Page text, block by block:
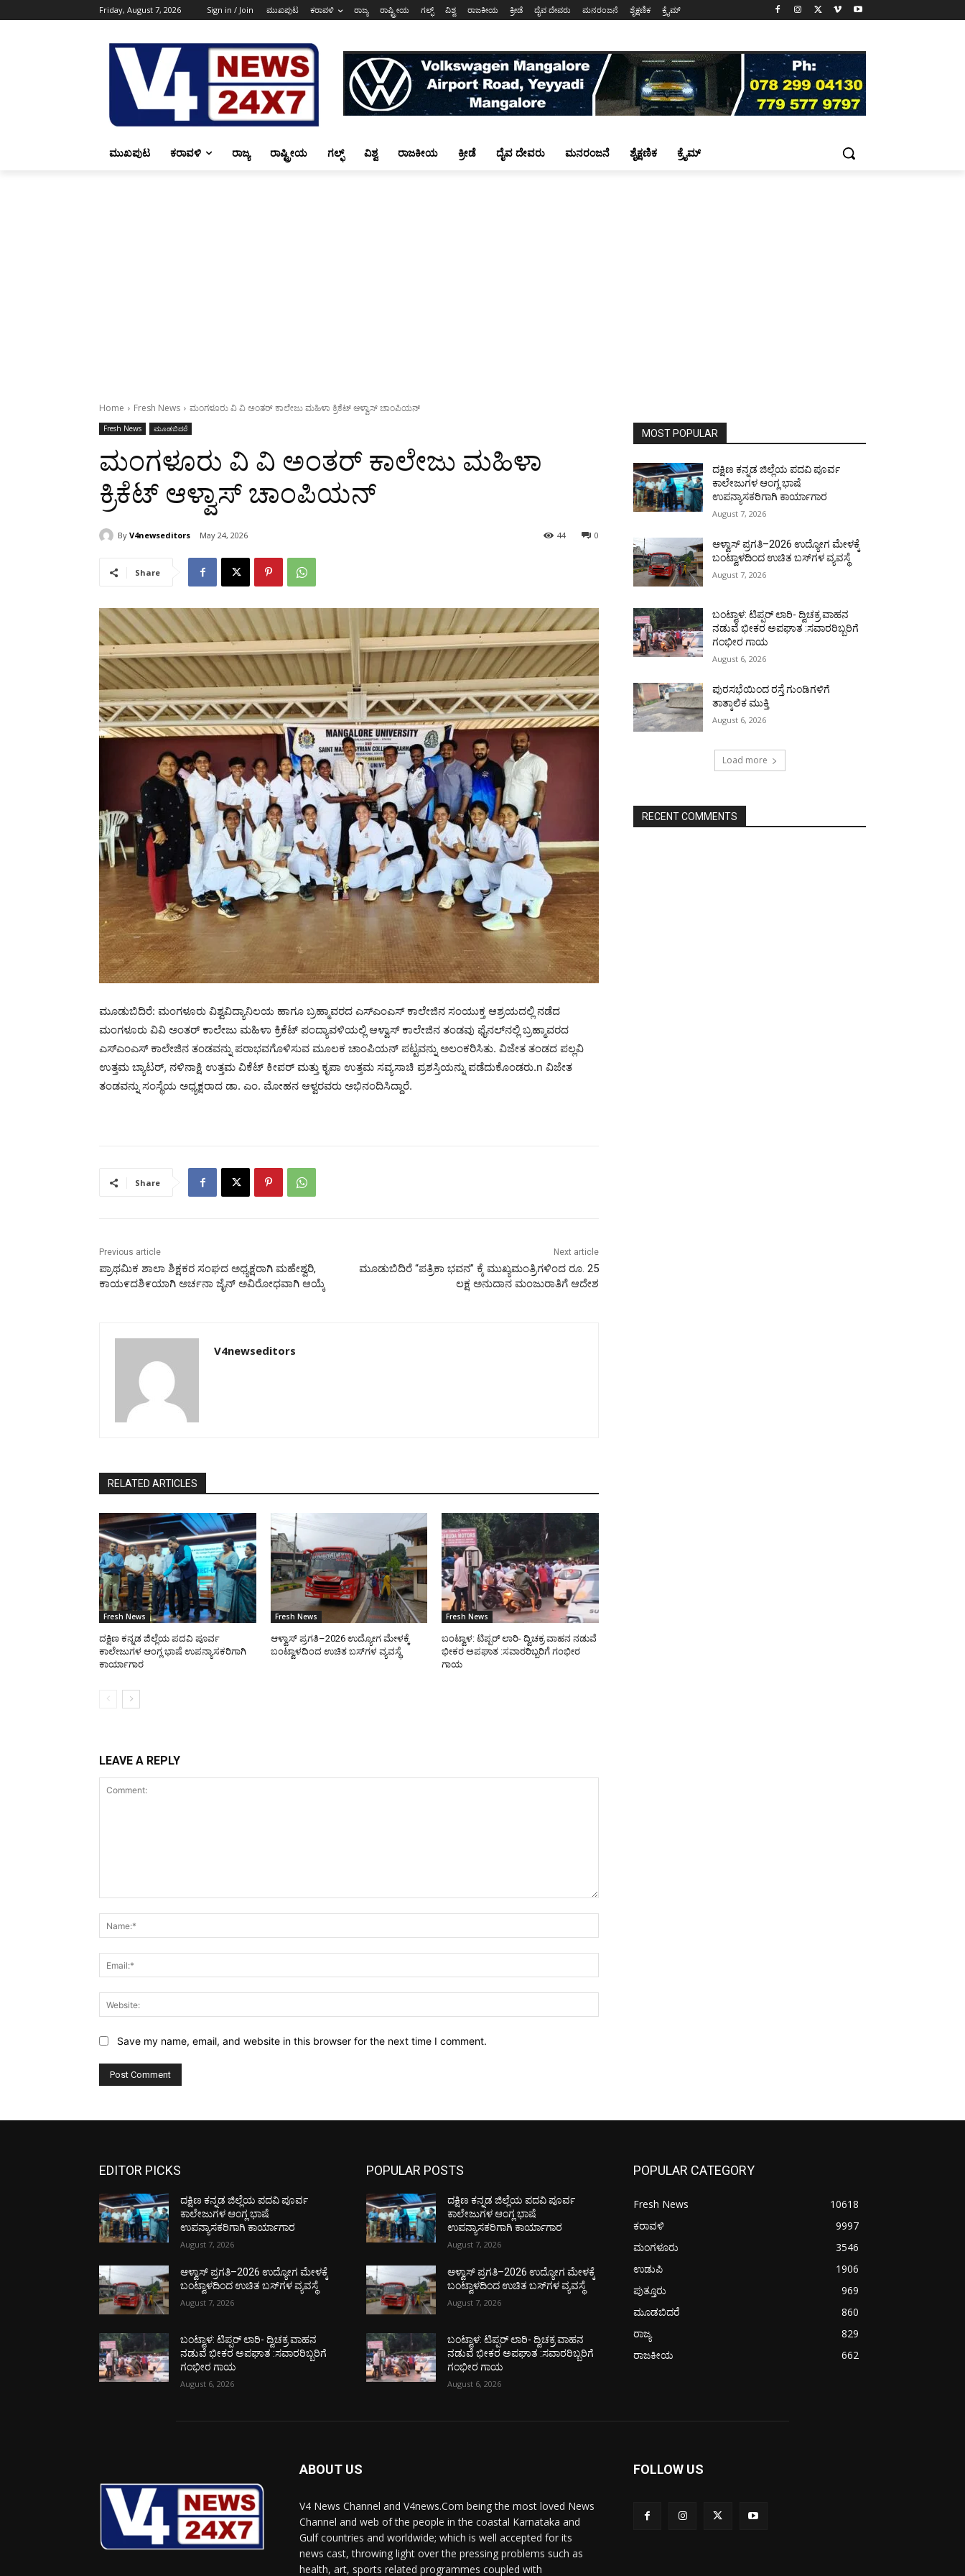
Friday, August 7, 2026 Sign in / Join ಮುಖಪುಟ ಕರಾವಳಿ ರಾಜ್ಯ ರಾಷ್ಟ್ರೀಯ ಗಲ್ಫ್ ವಿಶ್ವ ರಾಜಕೀಯ ಕ್ರೀಡೆ ದೈವ ದೇವರು ಮನರಂಜನೆ ಶೈಕ್ಷಣಿಕ ಕ್ರೈಮ್
ಮುಖಪುಟ ಕರಾವಳಿ ರಾಜ್ಯ ರಾಷ್ಟ್ರೀಯ ಗಲ್ಫ್ ವಿಶ್ವ ರಾಜಕೀಯ ಕ್ರೀಡೆ ದೈವ ದೇವರು ಮನರಂಜನೆ ಶೈಕ್ಷಣಿಕ ಕ್ರೈಮ್
Home Fresh News ಮಂಗಳೂರು ವಿ ವಿ ಅಂತರ್ ಕಾಲೇಜು ಮಹಿಳಾ ಕ್ರಿಕೆಟ್ ಆಳ್ವಾಸ್ ಚಾಂಪಿಯನ್
Fresh News ಮೂಡಬಿದರೆ
ಮಂಗಳೂರು ವಿ ವಿ ಅಂತರ್ ಕಾಲೇಜು ಮಹಿಳಾ
ಕ್ರಿಕೆಟ್ ಆಳ್ವಾಸ್ ಚಾಂಪಿಯನ್
By V4newseditors May 24, 2026 0
44
Share
ಮೂಡುಬಿದಿರೆ: ಮಂಗಳೂರು ವಿಶ್ವವಿದ್ಯಾನಿಲಯ ಹಾಗೂ ಬ್ರಹ್ಮಾವರದ ಎಸ್‌ಎಂಎಸ್ ಕಾಲೇಜಿನ ಸಂಯುಕ್ತ ಆಶ್ರಯದಲ್ಲಿ ನಡೆದ
ಮಂಗಳೂರು ವಿವಿ ಅಂತರ್ ಕಾಲೇಜು ಮಹಿಳಾ ಕ್ರಿಕೆಟ್ ಪಂದ್ಯಾವಳಿಯಲ್ಲಿ ಆಳ್ವಾಸ್ ಕಾಲೇಜಿನ ತಂಡವು ಫೈನಲ್‌ನಲ್ಲಿ ಬ್ರಹ್ಮಾವರದ
ಎಸ್‌ಎಂಎಸ್ ಕಾಲೇಜಿನ ತಂಡವನ್ನು ಪರಾಭವಗೊಳಿಸುವ ಮೂಲಕ ಚಾಂಪಿಯನ್ ಪಟ್ಟವನ್ನು ಅಲಂಕರಿಸಿತು. ವಿಜೇತ ತಂಡದ ಪಲ್ಲವಿ
ಉತ್ತಮ ಬ್ಯಾಟರ್, ನಳಿನಾಕ್ಷಿ ಉತ್ತಮ ವಿಕೆಟ್ ಕೀಪರ್ ಮತ್ತು ಕೃಪಾ ಉತ್ತಮ ಸವ್ಯಸಾಚಿ ಪ್ರಶಸ್ತಿಯನ್ನು ಪಡೆದುಕೊಂಡರು.n ವಿಜೇತ
ತಂಡವನ್ನು ಸಂಸ್ಥೆಯ ಅಧ್ಯಕ್ಷರಾದ ಡಾ. ಎಂ. ಮೋಹನ ಆಳ್ವರವರು ಅಭಿನಂದಿಸಿದ್ದಾರೆ.
Share
Previous article
ಪ್ರಾಥಮಿಕ ಶಾಲಾ ಶಿಕ್ಷಕರ ಸಂಘದ ಅಧ್ಯಕ್ಷರಾಗಿ ಮಹೇಶ್ವರಿ,
ಕಾಯ೯ದಶಿ೯ಯಾಗಿ ಅರ್ಚನಾ ಜೈನ್ ಅವಿರೋಧವಾಗಿ ಆಯ್ಕೆ
Next article
ಮೂಡುಬಿದಿರೆ “ಪತ್ರಿಕಾ ಭವನ” ಕ್ಕೆ ಮುಖ್ಯಮಂತ್ರಿಗಳಿಂದ ರೂ. 25
ಲಕ್ಷ ಅನುದಾನ ಮಂಜುರಾತಿಗೆ ಆದೇಶ
V4newseditors
RELATED ARTICLES
Fresh News
ದಕ್ಷಿಣ ಕನ್ನಡ ಜಿಲ್ಲೆಯ ಪದವಿ ಪೂರ್ವ
ಕಾಲೇಜುಗಳ ಆಂಗ್ಲ ಭಾಷೆ ಉಪನ್ಯಾಸಕರಿಗಾಗಿ
ಕಾರ್ಯಾಗಾರ
Fresh News
ಆಳ್ವಾಸ್ ಪ್ರಗತಿ–2026 ಉದ್ಯೋಗ ಮೇಳಕ್ಕೆ
ಬಂಟ್ವಾಳದಿಂದ ಉಚಿತ ಬಸ್‌ಗಳ ವ್ಯವಸ್ಥೆ
Fresh News
ಬಂಟ್ವಾಳ: ಟಿಪ್ಪರ್ ಲಾರಿ- ದ್ವಿಚಕ್ರ ವಾಹನ ನಡುವೆ
ಭೀಕರ ಅಪಘಾತ :ಸವಾರರಿಬ್ಬರಿಗೆ ಗಂಭೀರ
ಗಾಯ
LEAVE A REPLY
Save my name, email, and website in this browser for the next time I comment.
MOST POPULAR
ದಕ್ಷಿಣ ಕನ್ನಡ ಜಿಲ್ಲೆಯ ಪದವಿ ಪೂರ್ವ
ಕಾಲೇಜುಗಳ ಆಂಗ್ಲ ಭಾಷೆ
ಉಪನ್ಯಾಸಕರಿಗಾಗಿ ಕಾರ್ಯಾಗಾರ
August 7, 2026
ಆಳ್ವಾಸ್ ಪ್ರಗತಿ–2026 ಉದ್ಯೋಗ ಮೇಳಕ್ಕೆ
ಬಂಟ್ವಾಳದಿಂದ ಉಚಿತ ಬಸ್‌ಗಳ ವ್ಯವಸ್ಥೆ
August 7, 2026
ಬಂಟ್ವಾಳ: ಟಿಪ್ಪರ್ ಲಾರಿ- ದ್ವಿಚಕ್ರ ವಾಹನ
ನಡುವೆ ಭೀಕರ ಅಪಘಾತ :ಸವಾರರಿಬ್ಬರಿಗೆ
ಗಂಭೀರ ಗಾಯ
August 6, 2026
ಪುರಸಭೆಯಿಂದ ರಸ್ತೆ ಗುಂಡಿಗಳಿಗೆ
ತಾತ್ಕಾಲಿಕ ಮುಕ್ತಿ
August 6, 2026
Load more
RECENT COMMENTS
EDITOR PICKS
ದಕ್ಷಿಣ ಕನ್ನಡ ಜಿಲ್ಲೆಯ ಪದವಿ ಪೂರ್ವ
ಕಾಲೇಜುಗಳ ಆಂಗ್ಲ ಭಾಷೆ
ಉಪನ್ಯಾಸಕರಿಗಾಗಿ ಕಾರ್ಯಾಗಾರ
August 7, 2026
ಆಳ್ವಾಸ್ ಪ್ರಗತಿ–2026 ಉದ್ಯೋಗ ಮೇಳಕ್ಕೆ
ಬಂಟ್ವಾಳದಿಂದ ಉಚಿತ ಬಸ್‌ಗಳ ವ್ಯವಸ್ಥೆ
August 7, 2026
ಬಂಟ್ವಾಳ: ಟಿಪ್ಪರ್ ಲಾರಿ- ದ್ವಿಚಕ್ರ ವಾಹನ
ನಡುವೆ ಭೀಕರ ಅಪಘಾತ :ಸವಾರರಿಬ್ಬರಿಗೆ
ಗಂಭೀರ ಗಾಯ
August 6, 2026
POPULAR POSTS
ದಕ್ಷಿಣ ಕನ್ನಡ ಜಿಲ್ಲೆಯ ಪದವಿ ಪೂರ್ವ
ಕಾಲೇಜುಗಳ ಆಂಗ್ಲ ಭಾಷೆ
ಉಪನ್ಯಾಸಕರಿಗಾಗಿ ಕಾರ್ಯಾಗಾರ
August 7, 2026
ಆಳ್ವಾಸ್ ಪ್ರಗತಿ–2026 ಉದ್ಯೋಗ ಮೇಳಕ್ಕೆ
ಬಂಟ್ವಾಳದಿಂದ ಉಚಿತ ಬಸ್‌ಗಳ ವ್ಯವಸ್ಥೆ
August 7, 2026
ಬಂಟ್ವಾಳ: ಟಿಪ್ಪರ್ ಲಾರಿ- ದ್ವಿಚಕ್ರ ವಾಹನ
ನಡುವೆ ಭೀಕರ ಅಪಘಾತ :ಸವಾರರಿಬ್ಬರಿಗೆ
ಗಂಭೀರ ಗಾಯ
August 6, 2026
POPULAR CATEGORY
Fresh News
10618
ಕರಾವಳಿ
9997
ಮಂಗಳೂರು
3546
ಉಡುಪಿ
1906
ಪುತ್ತೂರು
969
ಮೂಡಬಿದರೆ
860
ರಾಜ್ಯ
829
ರಾಜಕೀಯ
662
ABOUT US
V4 News Channel and V4news.Com being the most loved News
Channel and web of the people in the coastal Karnataka and
Gulf countries and worldwide; which is well accepted for its
news cast, throwing light over the pressing problems such as
health, art, sports related programmes coupled with
FOLLOW US